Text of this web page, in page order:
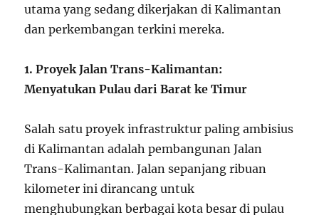
utama yang sedang dikerjakan di Kalimantan
dan perkembangan terkini mereka.
1. Proyek Jalan Trans-Kalimantan:
Menyatukan Pulau dari Barat ke Timur
Salah satu proyek infrastruktur paling ambisius
di Kalimantan adalah pembangunan Jalan
Trans-Kalimantan. Jalan sepanjang ribuan
kilometer ini dirancang untuk
menghubungkan berbagai kota besar di pulau